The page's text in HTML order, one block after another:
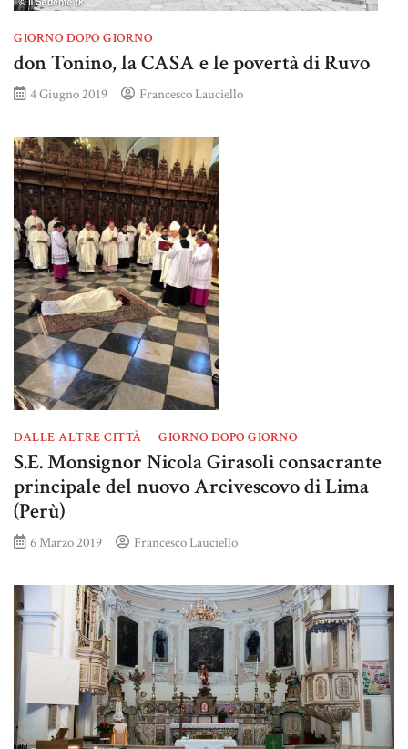
GIORNO DOPO GIORNO
don Tonino, la CASA e le povertà di Ruvo
4 Giugno 2019 Francesco Lauciello
DALLE ALTRE CITTÀ GIORNO DOPO GIORNO
S.E. Monsignor Nicola Girasoli consacrante
principale del nuovo Arcivescovo di Lima
(Perù)
6 Marzo 2019 Francesco Lauciello